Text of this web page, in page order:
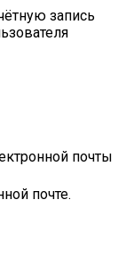
запись
почты
почте.